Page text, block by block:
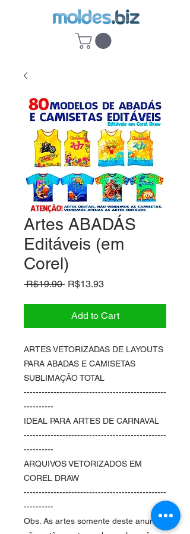
Artes ABADÁS
Editáveis (em
Corel)
R$19.90 Regular
R$13.93Sale
Add to Cart
ARTES VETORIZADAS DE LAYOUTS
PARA ABADAS E CAMISETAS
SUBLIMAÇÃO TOTAL
------------------------------------------------
----------
IDEAL PARA ARTES DE CARNAVAL
------------------------------------------------
----------
ARQUIVOS VETORIZADOS EM
COREL DRAW
------------------------------------------------
----------
Obs. As artes somente deste anuncio